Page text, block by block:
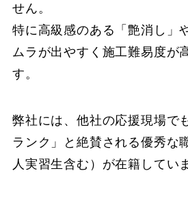
せん。
特に高級感のある「艶消し」
ムラが出やすく施工難易度が
す。
弊社には、他社の応援現場で
ランク」と絶賛される優秀な
人実習生含む）が在籍してい